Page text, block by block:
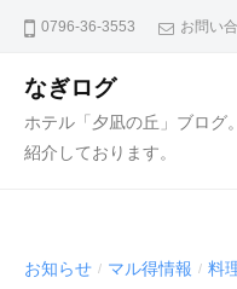
0796-36-3553 お問い
なぎログ
ホテル「夕凪の丘」ブログ
紹介しております。
お知らせ / マル得情報 / 料